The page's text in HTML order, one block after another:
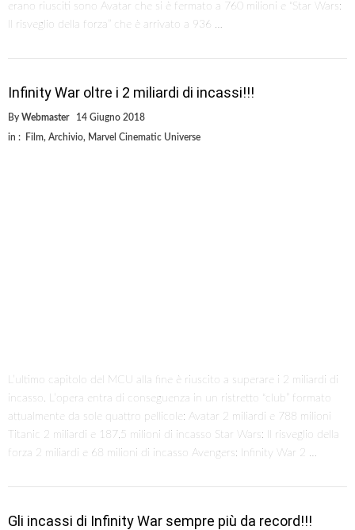
erano riusciti sono Avatar che si è fermato a 760 milioni e “Star Wars:
Il risveglio della forza” che è arrivato a 936 …
Infinity War oltre i 2 miliardi di incassi!!!
By Webmaster 14 Giugno 2018
in : Film, Archivio, Marvel Cinematic Universe
L’ultimo capitolo del MCU alla fine è riuscito a superare i 2 miliardi di
incasso. L’opera entra di conseguenza in un ristretto “club” formato
attualmente da sole quattro pellicole: Avatar 2 miliardi e 788 milioni
Titanic 2 miliardi e 187,5 milioni di incasso Star Wars: Il risveglio della
forza 2 miliardi e 68 milioni di incasso Avengers: Infinity War 2 …
Gli incassi di Infinity War sempre più da record!!!